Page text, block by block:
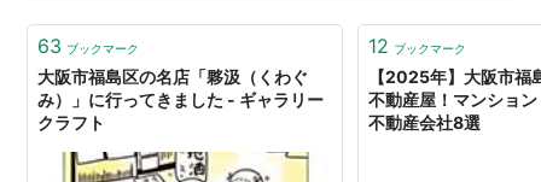
63 ブックマーク
大阪市福島区の名店「夥汲（くわぐ
み）」に行ってきました - ギャラリー
クラフト
12 ブックマーク
【2025年】大阪市福
不動産屋！マンショ
不動産会社8選